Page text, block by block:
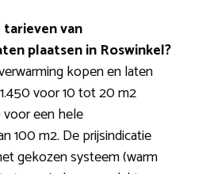
van
plaatsen in Roswinkel?
kopen en laten
voor 10 tot 20 m2
een hele
100 m2. De prijsindicatie
gekozen systeem (warm